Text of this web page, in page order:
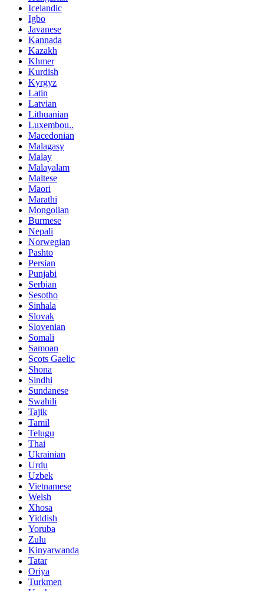
Icelandic
Igbo
Javanese
Kannada
Kazakh
Khmer
Kurdish
Kyrgyz
Latin
Latvian
Lithuanian
Luxembou..
Macedonian
Malagasy
Malay
Malayalam
Maltese
Maori
Marathi
Mongolian
Burmese
Nepali
Norwegian
Pashto
Persian
Punjabi
Serbian
Sesotho
Sinhala
Slovak
Slovenian
Somali
Samoan
Scots Gaelic
Shona
Sindhi
Sundanese
Swahili
Tajik
Tamil
Telugu
Thai
Ukrainian
Urdu
Uzbek
Vietnamese
Welsh
Xhosa
Yiddish
Yoruba
Zulu
Kinyarwanda
Tatar
Oriya
Turkmen